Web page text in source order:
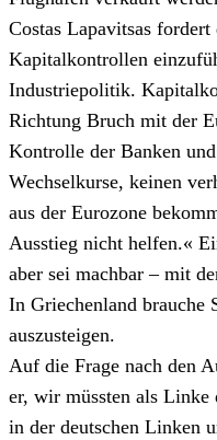
Costas Lapavitsas
Kapitalkontrollen
Industriepolitik.
Richtung Bruch mit der
Kontrolle der Banken
Wechselkurse, keinen
aus der Eurozone
Ausstieg nicht helfen.«
aber sei machbar – mit
In Griechenland brauche
auszusteigen.
Auf die Frage nach den
er, wir müssten als
in der deutschen Linken